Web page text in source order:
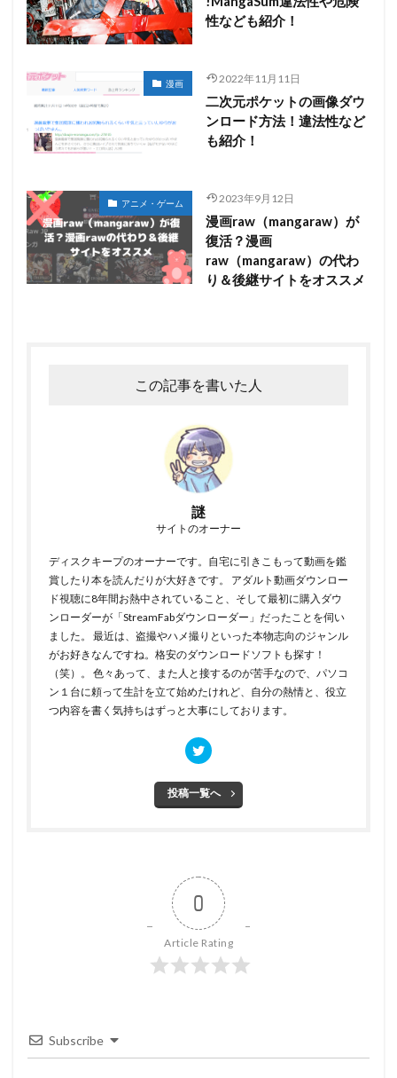
性なども紹介！
漫画 2022年11月11日
二次元ポケットの画像ダウ
ンロード方法！違法性など
も紹介！
アニメ・ゲーム 2023年9月12日
漫画raw（mangaraw）が
復活？漫画
raw（mangaraw）の代わ
り＆後継サイトをオススメ
この記事を書いた人
謎
サイトのオーナー
ディスクキープのオーナーです。自宅に引きこもって動画を鑑
賞したり本を読んだりが大好きです。 アダルト動画ダウンロー
ド視聴に8年間お熱中されていること、そして最初に購入ダウ
ンローダーが「StreamFabダウンローダー」だったことを伺い
ました。 最近は、盗撮やハメ撮りといった本物志向のジャンル
がお好きなんですね。格安のダウンロードソフトも探す！
（笑）。 色々あって、また人と接するのが苦手なので、パソコ
ン１台に頼って生計を立て始めたけれど、自分の熱情と、役立
つ内容を書く気持ちはずっと大事にしております。
投稿一覧へ
0
Article Rating
Subscribe